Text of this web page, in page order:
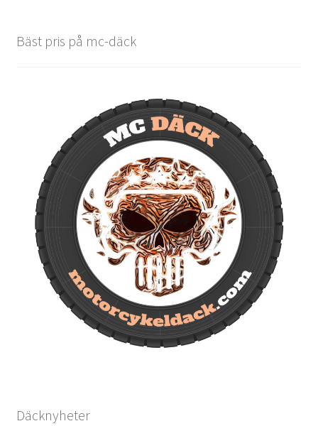
Bäst pris på mc-däck
Däcknyheter